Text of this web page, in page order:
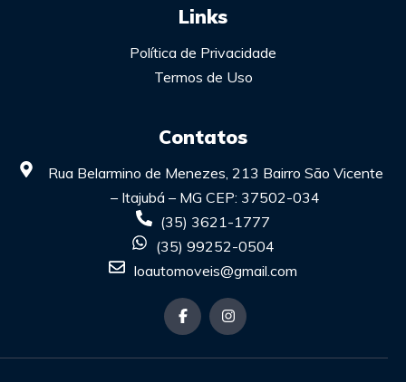
Links
Política de Privacidade
Termos de Uso
Contatos
Rua Belarmino de Menezes, 213 Bairro São Vicente
– Itajubá – MG CEP: 37502-034
(35) 3621-1777
(35) 99252-0504
loautomoveis@gmail.com